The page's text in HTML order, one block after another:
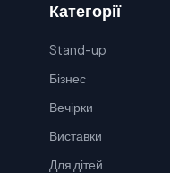
Категорії
Stand-up
Бізнес
Вечірки
Виставки
Для дітей